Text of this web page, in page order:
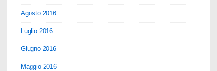
Agosto 2016
Luglio 2016
Giugno 2016
Maggio 2016